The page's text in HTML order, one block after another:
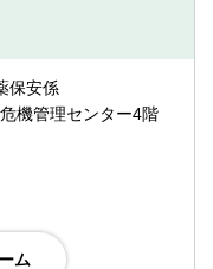
保安係
機管理センター4階